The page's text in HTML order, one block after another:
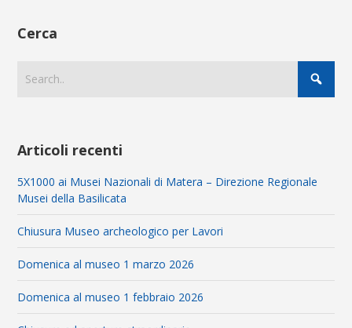
Cerca
Articoli recenti
5X1000 ai Musei Nazionali di Matera – Direzione Regionale
Musei della Basilicata
Chiusura Museo archeologico per Lavori
Domenica al museo 1 marzo 2026
Domenica al museo 1 febbraio 2026